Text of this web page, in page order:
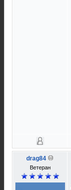
drag84
Ветеран